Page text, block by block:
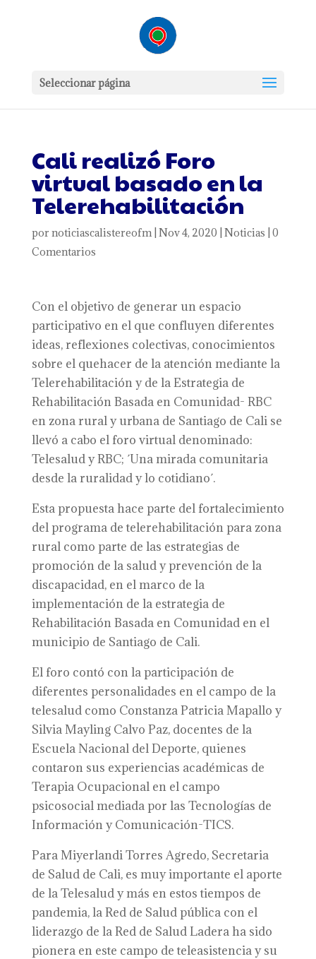
Seleccionar página
Cali realizó Foro
virtual basado en la
Telerehabilitación
por noticiascalistereofm| Nov 4, 2020 Noticias 0
Comentarios
Con el objetivo de generar un espacio
participativo en el que confluyen diferentes
ideas, reflexiones colectivas, conocimientos
sobre el quehacer de la atención mediante la
Telerehabilitación y de la Estrategia de
Rehabilitación Basada en Comunidad- RBC
en zona rural y urbana de Santiago de Cali se
llevó a cabo el foro virtual denominado:
Telesalud y RBC; ´Una mirada comunitaria
desde la ruralidad y lo cotidiano´.
Esta propuesta hace parte del fortalecimiento
del programa de telerehabilitación para zona
rural como parte de las estrategias de
promoción de la salud y prevención de la
discapacidad, en el marco de la
implementación de la estrategia de
Rehabilitación Basada en Comunidad en el
municipio de Santiago de Cali.
El foro contó con la participación de
diferentes personalidades en el campo de la
telesalud como Constanza Patricia Mapallo y
Silvia Mayling Calvo Paz, docentes de la
Escuela Nacional del Deporte, quienes
contaron sus experiencias académicas de
Terapia Ocupacional en el campo
psicosocial mediada por las Tecnologías de
Información y Comunicación-TICS.
Para Miyerlandi Torres Agredo, Secretaria
de Salud de Cali, es muy importante el aporte
de la Telesalud y más en estos tiempos de
pandemia, la Red de Salud pública con el
liderazgo de la Red de Salud Ladera ha sido
pionera en este campo de teleasistencia y su